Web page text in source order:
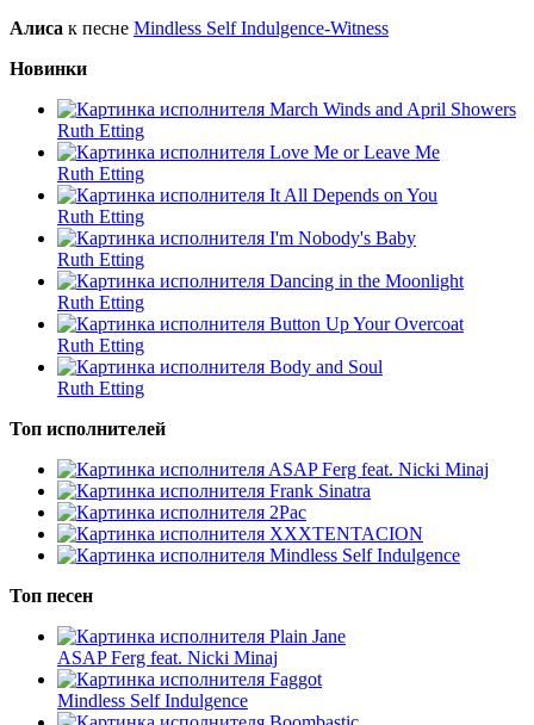
Алиса к песне Mindless Self Indulgence-Witness
Новинки
March Winds and April Showers
Ruth Etting
Love Me or Leave Me
Ruth Etting
It All Depends on You
Ruth Etting
I'm Nobody's Baby
Ruth Etting
Dancing in the Moonlight
Ruth Etting
Button Up Your Overcoat
Ruth Etting
Body and Soul
Ruth Etting
Топ исполнителей
ASAP Ferg feat. Nicki Minaj
Frank Sinatra
2Pac
XXXTENTACION
Mindless Self Indulgence
Топ песен
Plain Jane
ASAP Ferg feat. Nicki Minaj
Faggot
Mindless Self Indulgence